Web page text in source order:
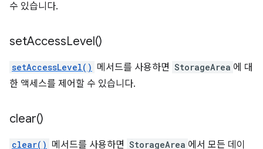
수 있습니다.
setAccessLevel()
setAccessLevel() 메서드를 사용하면 StorageArea 에 대
한 액세스를 제어할 수 있습니다.
clear()
clear() 메서드를 사용하면 StorageArea 에서 모든 데이